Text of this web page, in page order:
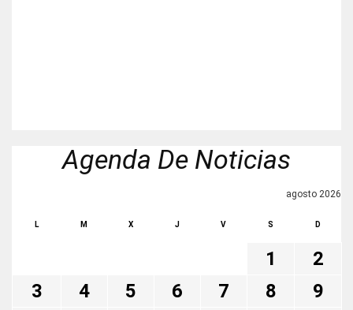
Agenda De Noticias
agosto 2026
L M X J V S D
1
2
3
4 5 6 7 8
9